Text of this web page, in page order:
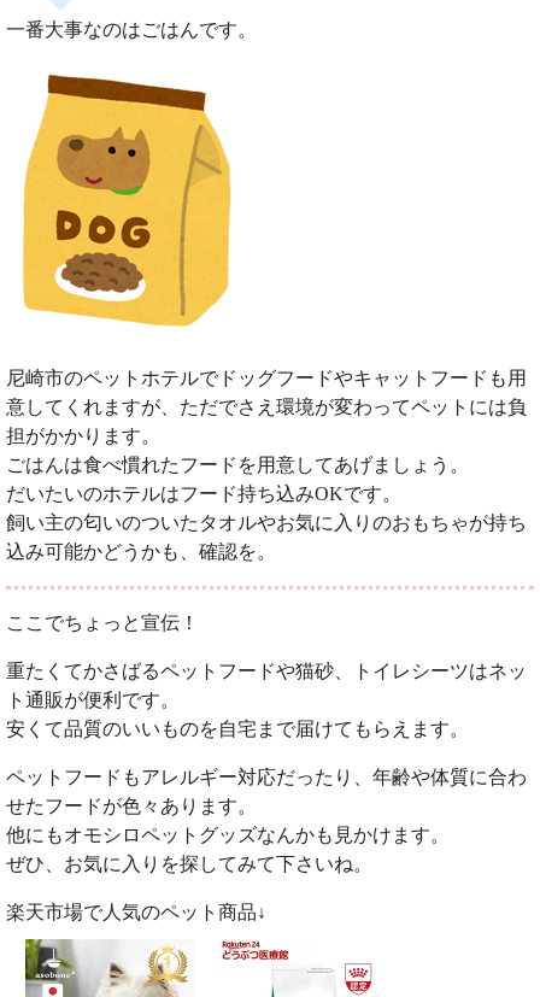
一番大事なのはごはんです。
尼崎市のペットホテルでドッグフードやキャットフードも用
意してくれますが、ただでさえ環境が変わってペットには負
担がかかります。
ごはんは食べ慣れたフードを用意してあげましょう。
だいたいのホテルはフード持ち込みOKです。
飼い主の匂いのついたタオルやお気に入りのおもちゃが持ち
込み可能かどうかも、確認を。
ここでちょっと宣伝！
重たくてかさばるペットフードや猫砂、トイレシーツはネッ
ト通販が便利です。
安くて品質のいいものを自宅まで届けてもらえます。
ペットフードもアレルギー対応だったり、年齢や体質に合わ
せたフードが色々あります。
他にもオモシロペットグッズなんかも見かけます。
ぜひ、お気に入りを探してみて下さいね。
楽天市場で人気のペット商品↓